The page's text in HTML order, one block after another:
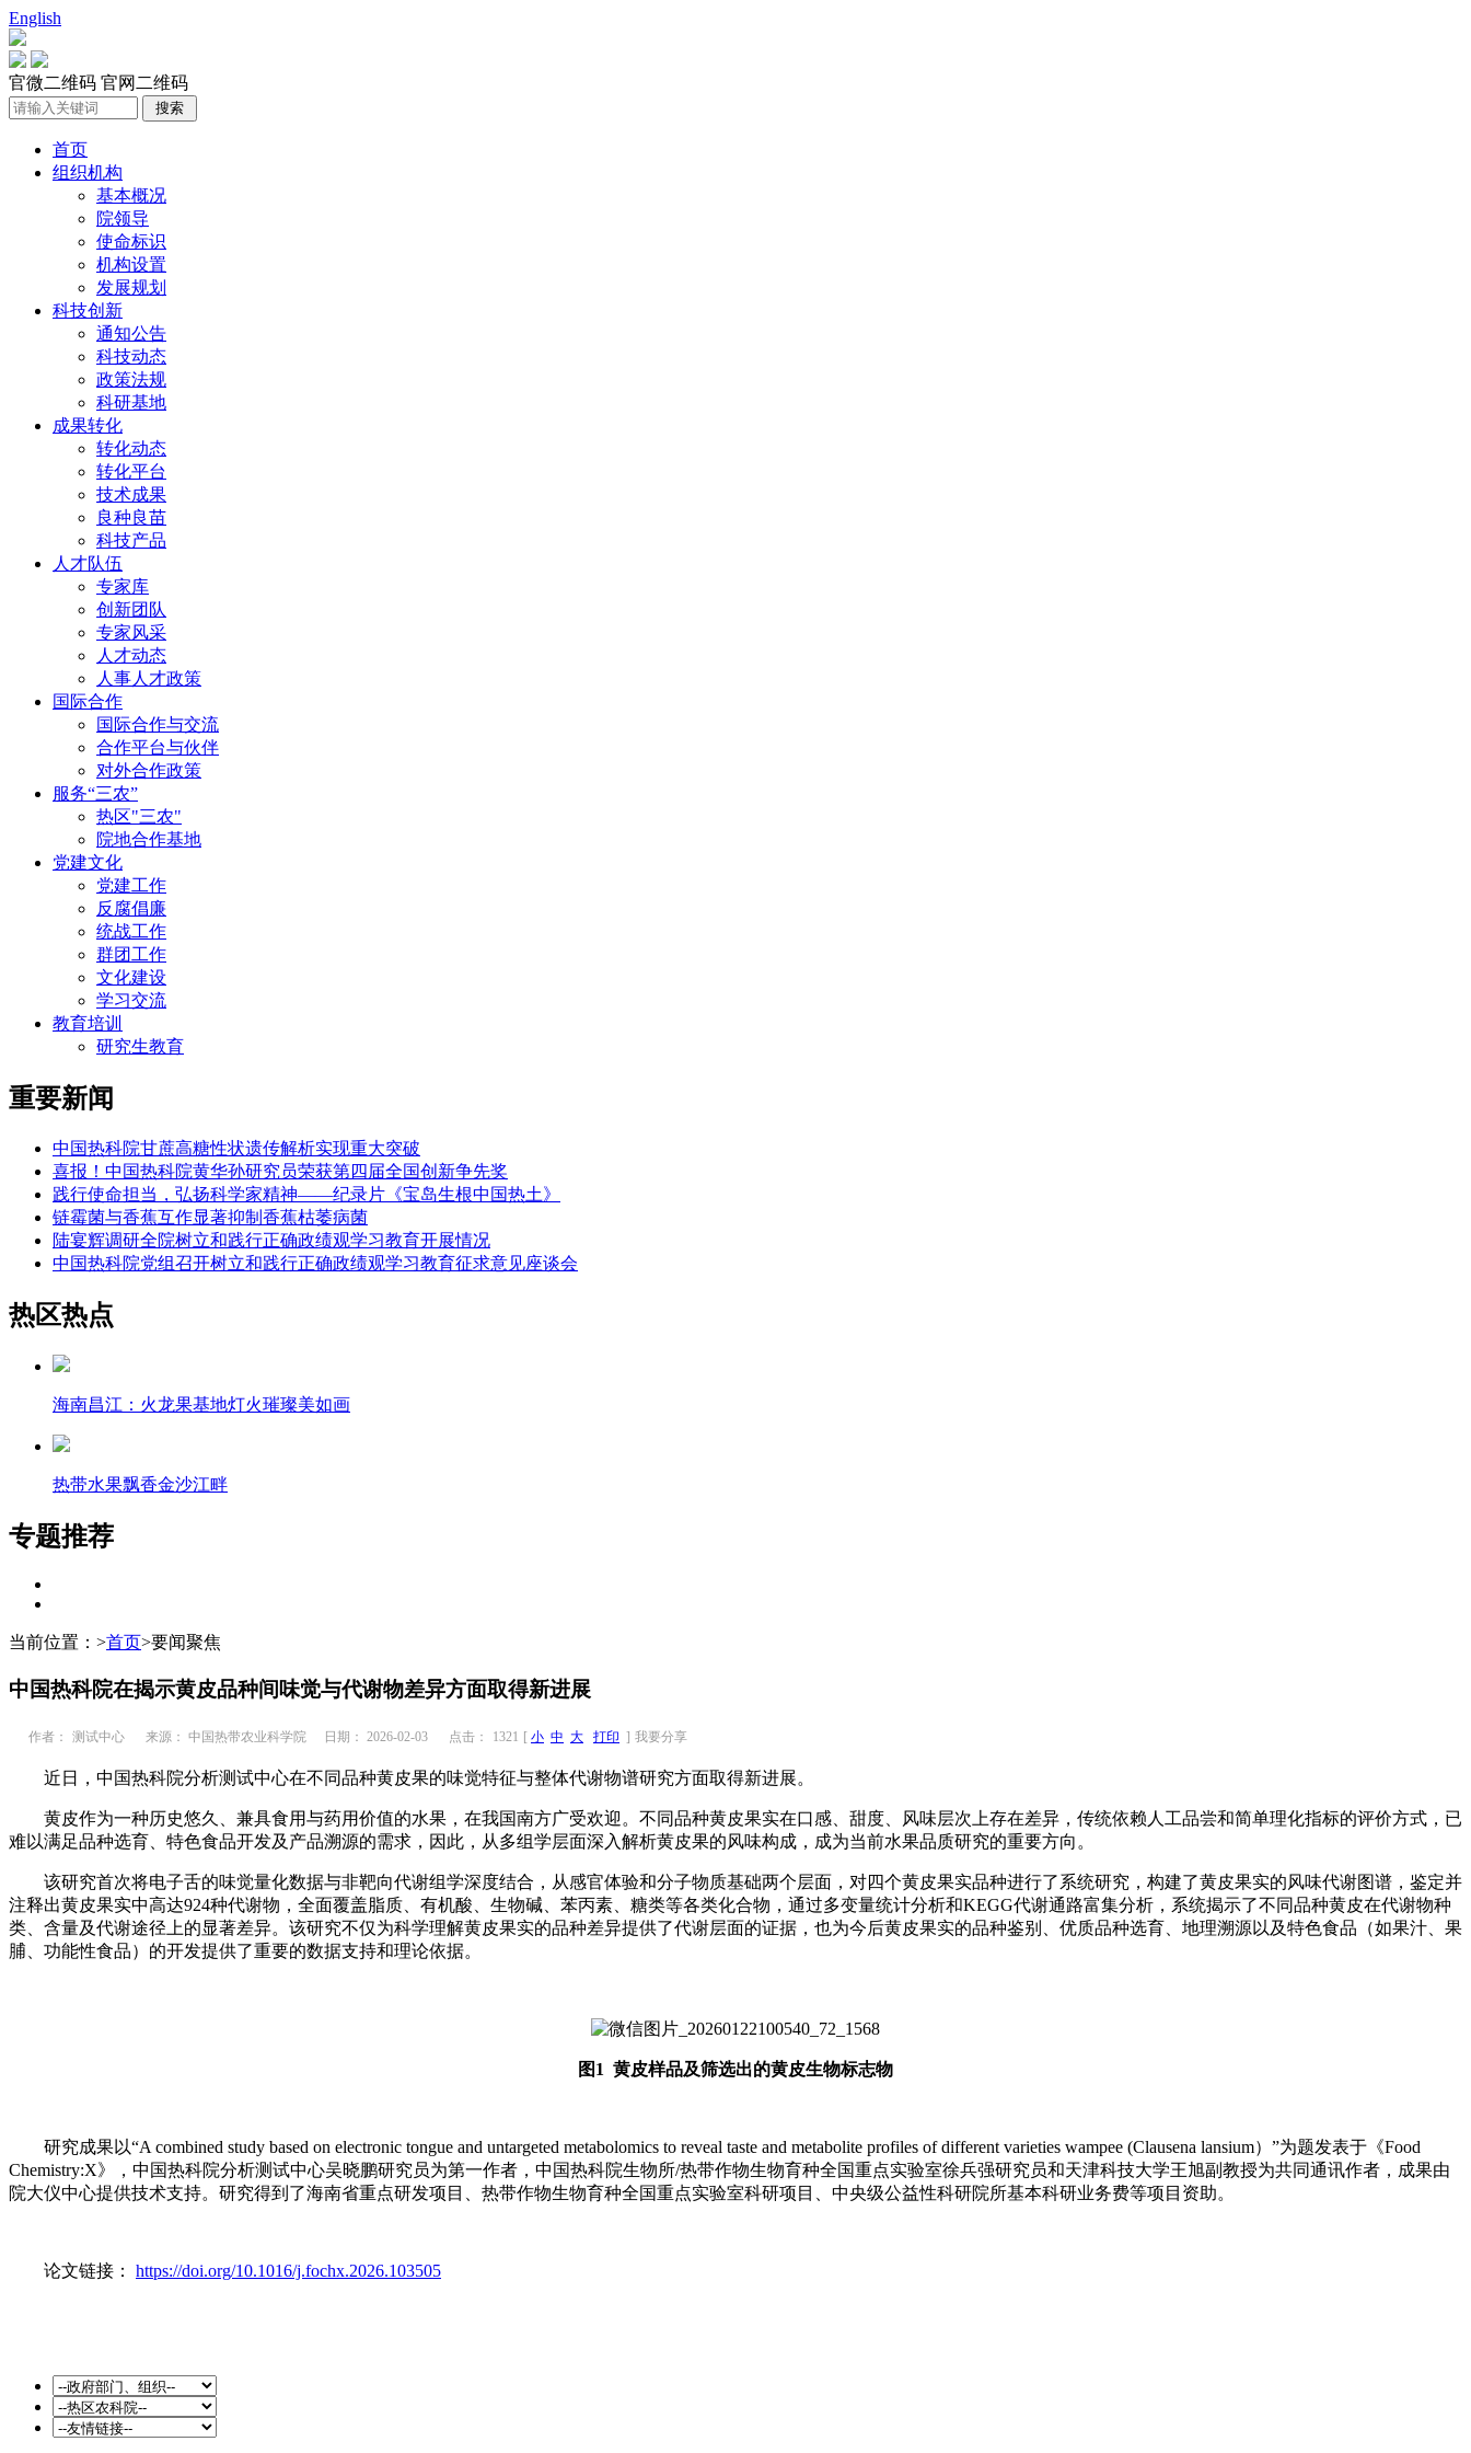
English
官微二维码 官网二维码
首页
组织机构
基本概况
院领导
使命标识
机构设置
发展规划
科技创新
通知公告
科技动态
政策法规
科研基地
成果转化
转化动态
转化平台
技术成果
良种良苗
科技产品
人才队伍
专家库
创新团队
专家风采
人才动态
人事人才政策
国际合作
国际合作与交流
合作平台与伙伴
对外合作政策
服务“三农”
热区"三农"
院地合作基地
党建文化
党建工作
反腐倡廉
统战工作
群团工作
文化建设
学习交流
教育培训
研究生教育
重要新闻
中国热科院甘蔗高糖性状遗传解析实现重大突破
喜报！中国热科院黄华孙研究员荣获第四届全国创新争先奖
践行使命担当，弘扬科学家精神——纪录片《宝岛生根中国热土》
链霉菌与香蕉互作显著抑制香蕉枯萎病菌
陆宴辉调研全院树立和践行正确政绩观学习教育开展情况
中国热科院党组召开树立和践行正确政绩观学习教育征求意见座谈会
热区热点
海南昌江：火龙果基地灯火璀璨美如画
热带水果飘香金沙江畔
专题推荐
当前位置： >首页>要闻聚焦
中国热科院在揭示黄皮品种间味觉与代谢物差异方面取得新进展
作者： 测试中心 来源： 中国热带农业科学院 日期： 2026-02-03 点击： 1321 [ 小 中 大 打印 ] 我要分享
近日，中国热科院分析测试中心在不同品种黄皮果的味觉特征与整体代谢物谱研究方面取得新进展。
黄皮作为一种历史悠久、兼具食用与药用价值的水果，在我国南方广受欢迎。不同品种黄皮果实在口感、甜度、风味层次上存在差异，传统依赖人工品尝和简单理化指标的评价方式，已
难以满足品种选育、特色食品开发及产品溯源的需求，因此，从多组学层面深入解析黄皮果的风味构成，成为当前水果品质研究的重要方向。
该研究首次将电子舌的味觉量化数据与非靶向代谢组学深度结合，从感官体验和分子物质基础两个层面，对四个黄皮果实品种进行了系统研究，构建了黄皮果实的风味代谢图谱，鉴定并
注释出黄皮果实中高达924种代谢物，全面覆盖脂质、有机酸、生物碱、苯丙素、糖类等各类化合物，通过多变量统计分析和KEGG代谢通路富集分析，系统揭示了不同品种黄皮在代谢物种
类、含量及代谢途径上的显著差异。该研究不仅为科学理解黄皮果实的品种差异提供了代谢层面的证据，也为今后黄皮果实的品种鉴别、优质品种选育、地理溯源以及特色食品（如果汁、果
脯、功能性食品）的开发提供了重要的数据支持和理论依据。
图1 黄皮样品及筛选出的黄皮生物标志物
研究成果以“A combined study based on electronic tongue and untargeted metabolomics to reveal taste and metabolite profiles of different varieties wampee (Clausena lansium）”为题发表于《Food
Chemistry:X》，中国热科院分析测试中心吴晓鹏研究员为第一作者，中国热科院生物所/热带作物生物育种全国重点实验室徐兵强研究员和天津科技大学王旭副教授为共同通讯作者，成果由
院大仪中心提供技术支持。研究得到了海南省重点研发项目、热带作物生物育种全国重点实验室科研项目、中央级公益性科研院所基本科研业务费等项目资助。
论文链接： https://doi.org/10.1016/j.fochx.2026.103505